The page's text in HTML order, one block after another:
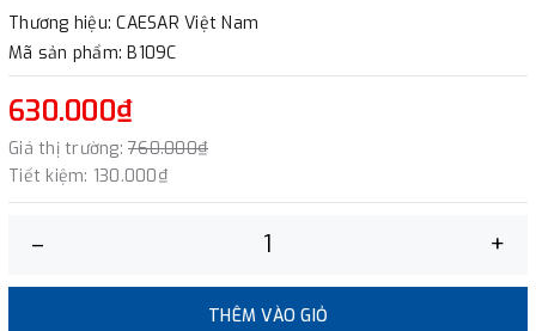
Thương hiệu: CAESAR Việt Nam
Mã sản phẩm: B109C
630.000₫
Giá thị trường: 760.000₫
Tiết kiệm: 130.000₫
– +
THÊM VÀO GIỎ